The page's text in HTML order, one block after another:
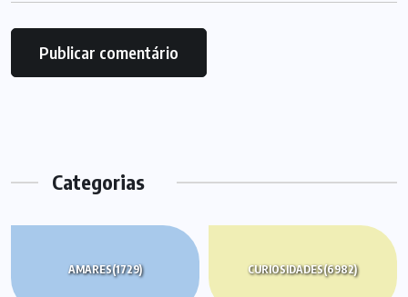
Categorias
AMARES(1729) CURIOSIDADES(6982)